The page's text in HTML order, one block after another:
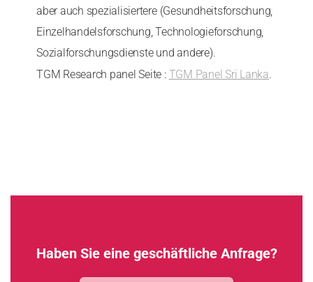
aber auch spezialisiertere (Gesundheitsforschung,
Einzelhandelsforschung, Technologieforschung,
Sozialforschungsdienste und andere).
TGM Research panel Seite : TGM Panel Sri Lanka.
Haben Sie eine geschäftliche Anfrage?